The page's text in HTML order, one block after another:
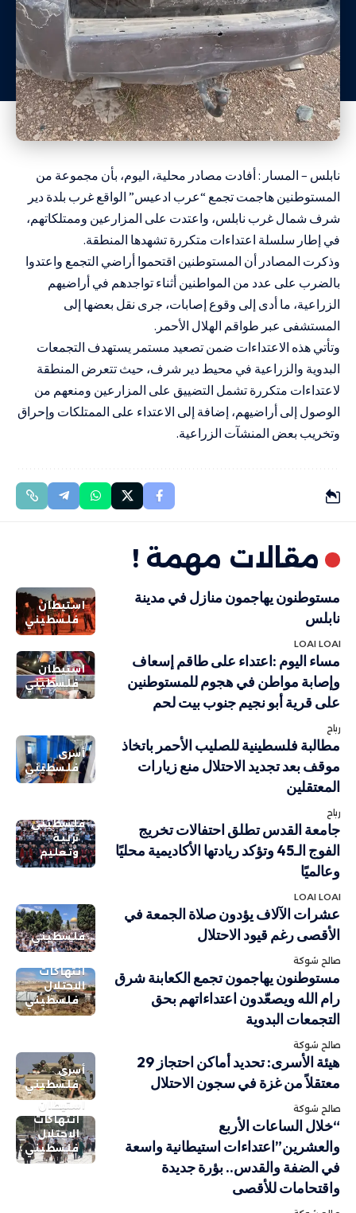
نابلس – المسار : أفادت مصادر محلية، اليوم، بأن مجموعة من
المستوطنين هاجمت تجمع “عرب ادعيس” الواقع غرب بلدة دير
شرف شمال غرب نابلس، واعتدت على المزارعين وممتلكاتهم،
في إطار سلسلة اعتداءات متكررة تشهدها المنطقة.
وذكرت المصادر أن المستوطنين اقتحموا أراضي التجمع واعتدوا
بالضرب على عدد من المواطنين أثناء تواجدهم في أراضيهم
الزراعية، ما أدى إلى وقوع إصابات، جرى نقل بعضها إلى
المستشفى عبر طواقم الهلال الأحمر.
وتأتي هذه الاعتداءات ضمن تصعيد مستمر يستهدف التجمعات
البدوية والزراعية في محيط دير شرف، حيث تتعرض المنطقة
لاعتداءات متكررة تشمل التضييق على المزارعين ومنعهم من
الوصول إلى أراضيهم، إضافة إلى الاعتداء على الممتلكات وإحراق
وتخريب بعض المنشآت الزراعية.
مقالات مهمة !
استيطان
فلسطيني
مستوطنون يهاجمون منازل في مدينة
نابلس
LOAI LOAI
استيطان
فلسطيني
مساء اليوم :اعتداء على طاقم إسعاف
وإصابة مواطن في هجوم للمستوطنين
على قرية أبو نجيم جنوب بيت لحم
رباح
أسرى
فلسطيني
مطالبة فلسطينية للصليب الأحمر باتخاذ
موقف بعد تجديد الاحتلال منع زيارات
المعتقلين
رباح
فلسطيني
تربية
وتعليم
جامعة القدس تطلق احتفالات تخريج
الفوج الـ45 وتؤكد ريادتها الأكاديمية محليًا
وعالميًا
LOAI LOAI
فلسطيني
عشرات الآلاف يؤدون صلاة الجمعة في
الأقصى رغم قيود الاحتلال
صالح شوكة
انتهاكات
الاحتلال
فلسطيني
مستوطنون يهاجمون تجمع الكعابنة شرق
رام الله ويصعّدون اعتداءاتهم بحق
التجمعات البدوية
صالح شوكة
أسرى
فلسطيني
هيئة الأسرى: تحديد أماكن احتجاز 29
معتقلاً من غزة في سجون الاحتلال
صالح شوكة
استيطان
انتهاكات
الاحتلال
فلسطيني
“خلال الساعات الأربع
والعشرين”اعتداءات استيطانية واسعة
في الضفة والقدس.. بؤرة جديدة
واقتحامات للأقصى